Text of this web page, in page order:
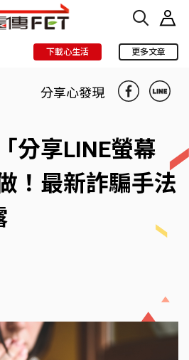
下載心生活 更多文章
分享心發現
分享LINE螢幕
！最新詐騙手法